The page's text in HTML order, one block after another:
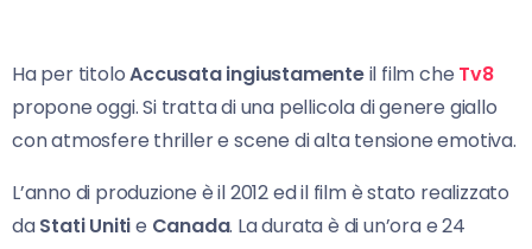
Ha per titoloAccusata ingiustamenteil film che Tv8
propone oggi. Si tratta di una pellicola di genere giallo
con atmosfere thriller e scene di alta tensione emotiva.
L’anno di produzione è il 2012 ed il film è stato realizzato
daStati Unitie Canada. La durata è di un’ora e 24